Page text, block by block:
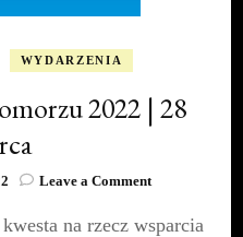
WYDARZENIA
2022 | 28
Leave a Commenton
Nadziei
na rzecz wsparcia